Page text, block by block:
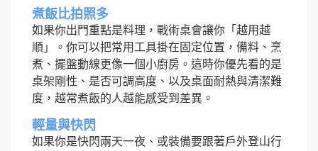
煮飯比拍照多
如果你出門重點是料理，戰術桌會讓你「越用越
順」。你可以把常用工具掛在固定位置，備料、烹
煮、擺盤動線更像一個小廚房。這時你優先看的是
桌架剛性、是否可調高度、以及桌面耐熱與清潔難
度，越常煮飯的人越能感受到差異。
輕量與快閃
如果你是快閃兩天一夜、或裝備要跟著戶外登山行